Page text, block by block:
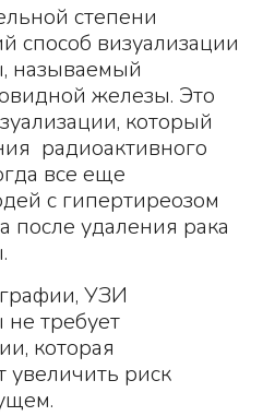
степени
способ визуализации
называемый
железы. Это
который
радиоактивного
все еще
с гипертиреозом
после удаления рака
УЗИ
требует
которая
риск